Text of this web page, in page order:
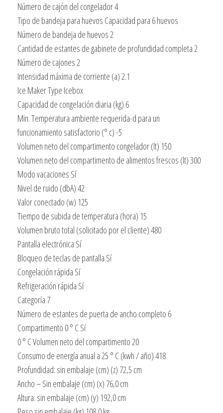
Número de cajón del congelador 4
Tipo de bandeja para huevos Capacidad para 6 huevos
Número de bandeja de huevos 2
Cantidad de estantes de gabinete de profundidad completa 2
Número de cajones 2
Intensidad máxima de corriente (a) 2.1
Ice Maker Type Icebox
Capacidad de congelación diaria (kg) 6
Min. Temperatura ambiente requerida-d para un
funcionamiento satisfactorio (° c) -5
Volumen neto del compartimento congelador (lt) 150
Volumen neto del compartimento de alimentos frescos (lt) 300
Modo vacaciones Sí
Nivel de ruido (dbA) 42
Valor conectado (w) 125
Tiempo de subida de temperatura (hora) 15
Volumen bruto total (solicitado por el cliente) 480
Pantalla electrónica Sí
Bloqueo de teclas de pantalla Sí
Congelación rápida Sí
Refrigeración rápida Sí
Categoría 7
Número de estantes de puerta de ancho completo 6
Compartimento 0 ° C Sí
0 ° C Volumen neto del compartimento 20
Consumo de energía anual a 25 ° C (kwh / año) 418
Profundidad: sin embalaje (cm) (z) 72,5 cm
Ancho – Sin embalaje (cm) (x) 76,0 cm
Altura: sin embalaje (cm) (y) 192,0 cm